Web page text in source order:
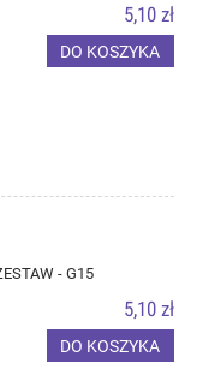
5,10 zł
DO KOSZYKA
- G15
5,10 zł
DO KOSZYKA